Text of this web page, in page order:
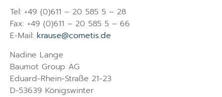
Tel: +49 (0)611 – 20 585 5 – 28
Fax: +49 (0)611 – 20 585 5 – 66
E-Mail: krause@cometis.de
Nadine Lange
Baumot Group AG
Eduard-Rhein-Straße 21-23
D-53639 Königswinter